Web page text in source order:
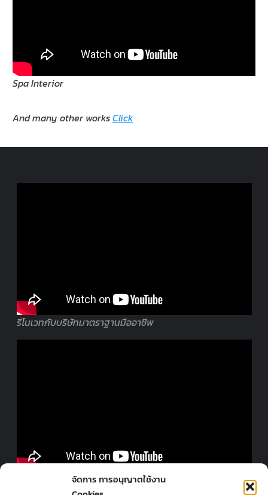
จัดการ การอนุญาตใช้งาน
Spa Interior
And many other worksClick
รีโนเวทกับบริษัทมาตราฐานมืออาชีพ
ออกแบบร้านโดยมืออาชีพ